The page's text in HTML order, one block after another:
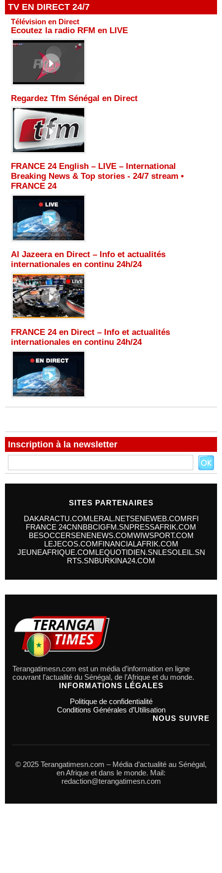
TV EN DIRECT 24/7
Télévision en Direct
Ecoutez la radio RFM en LIVE
Regardez Tfm Sénégal en Direct
FRANCE 24 English – LIVE – International
Breaking News & Top stories - 24/7 stream •
FRANCE 24
Al Jazeera en Direct – Info et actualités
internationales en continu 24h/24
FRANCE 24 en Direct – Info et actualités
internationales en continu 24h/24
Inscription à la newsletter
SITES PARTENAIRES
DAKARACTU.COMLERAL.NETSENEWEB.COMRFI
FRANCE 24CNNBBCIGFM.SNPRESSAFRIK.COM
BESOCCERSENENEWS.COMWIWSPORT.COM
LEJECOS.COMFINANCIALAFRIK.COM
JEUNEAFRIQUE.COMLEQUOTIDIEN.SNLESOLEIL.SN
RTS.SNBURKINA24.COM
Terangatimesn.com est un média d’information en ligne
couvrant l’actualité du Sénégal, de l’Afrique et du monde.
INFORMATIONS LÉGALES
Politique de confidentialité
Conditions Générales d’Utilisation
NOUS SUIVRE
© 2025 Terangatimesn.com – Média d’actualité au Sénégal,
en Afrique et dans le monde. Mail:
redaction@terangatimesn.com